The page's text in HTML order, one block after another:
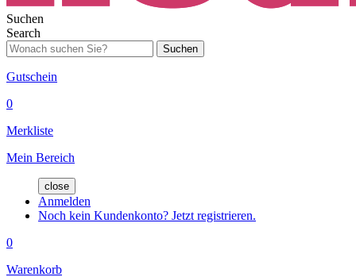
Suchen
Search
Suchen
Gutschein
0
Merkliste
Mein Bereich
close
Anmelden
Noch kein Kundenkonto? Jetzt registrieren.
0
Warenkorb